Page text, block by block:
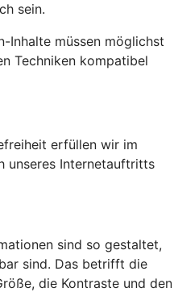
sein.
Inhalte müssen möglichst
Techniken kompatibel
erfüllen wir im
unseres Internetauftritts
sind so gestaltet,
sind. Das betrifft die
die Kontraste und den